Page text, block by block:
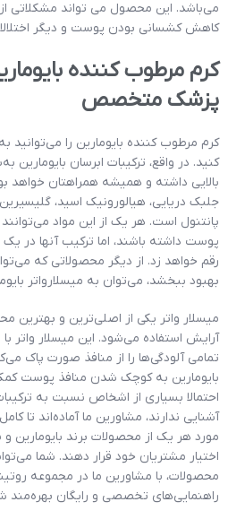
می‌باشد. این محصول می تواند مشکلاتی
کاهش کشسانی بودن پوست و دیگر
کرم مرطوب کننده
پزشک متخصص
کرم مرطوب کننده بایومارین را می‌توانید
کنید. در واقع، ترکیبات ابرسان
بالایی داشته و همیشه همراهتان خواهد
جلبک دریایی، هیالورونیک اسید،
پانتنول است. هر یک از این مواد
پوست داشته باشند، اما ترکیب آنها در
رقم خواهد زد. از دیگر محصولاتی که
بهبود ببخشد، می‌توان به میسلارواتر
میسلار واتر یکی از اصلی‌ترین و بهترین
آرایش استفاده می‌شود. این میسلار واتر
تمامی آلودگی‌ها را از منافذ صورت پاک
بایومارین به کوچک شدن منافذ پوست
احتمالا بسیاری از اشخاص نسبت به
آشنایی ندارند، مشاورین ما آماده‌اند تا
مورد هر یک از محصولات برند بایومارین
اختیار مشتریان خود قرار دهند. شما
محصولات، با مشاورین ما در مجموعه
راهنمایی‌های تخصصی و رایگان بهره‌مند